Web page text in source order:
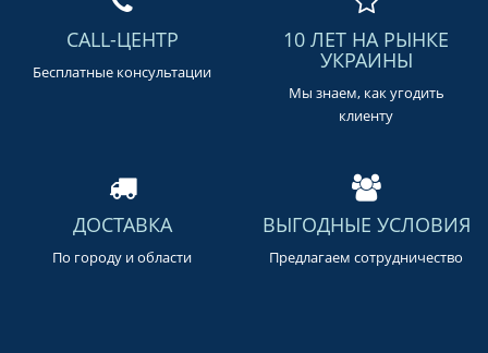
CALL-ЦЕНТР
Бесплатные консультации
10 ЛЕТ НА РЫНКЕ
УКРАИНЫ
Мы знаем, как угодить
клиенту
ДОСТАВКА
По городу и области
ВЫГОДНЫЕ УСЛОВИЯ
Предлагаем сотрудничество